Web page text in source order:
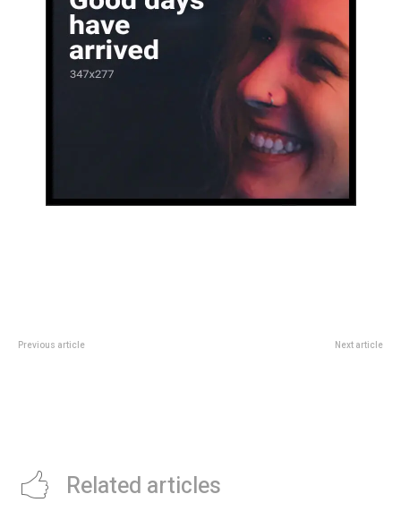
Previous article Next article
Related articles